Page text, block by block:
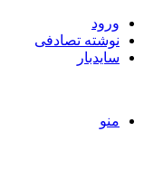
ورود
نوشته تصادفی
سایدبار
منو